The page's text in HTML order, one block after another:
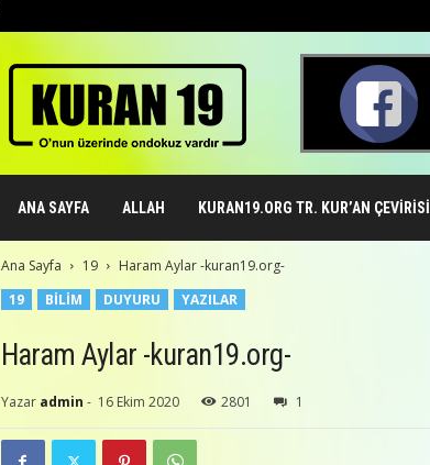
ANA SAYFA ALLAH KURAN19.ORG TR. KUR’AN ÇEVIRISI
Ana Sayfa 19
Haram Aylar -kuran19.org-
19
BILIM DUYURU YAZILAR
Haram Aylar -kuran19.org-
Yazar admin - 16 Ekim 2020 2801 1